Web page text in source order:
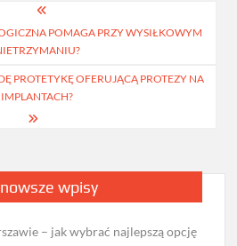
POMAGA PRZY WYSIŁKOWYM
PROTETYKĘ OFERUJĄCĄ PROTEZY NA
IMPLANTACH?
wpisy
– jak wybrać najlepszą opcję